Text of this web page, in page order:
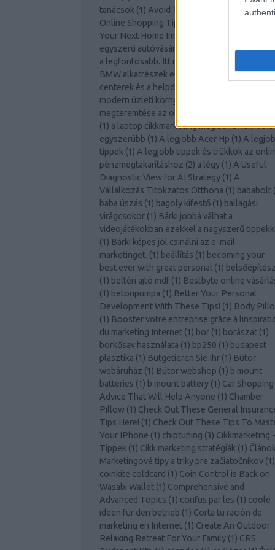
tanácsok (1) Avoid The Lines With These
Online Shopping Tips
Your Next Home Improvement Project!
egyszerű autóvásárlás
Az otthoni
a legfontosabb. Itt megtalálja a tippeket.
BMW alkatrészek etalont jelentenek!(1)A
centerek és a helpdesk támogatás szerepe a
modern üzleti környezetben
megteremtése az otthoni vállalkozás számára
(1) a laptop cikkmarketing még soha nem volt
egyszerúbb (1) A legjobb Acer Hp (1) A
tippek (1) A legjobb tippek és trükkök az
pénzmegtakarításhoz (2) a légy (1) A Useful
Diagnostic View for AI Strategy (1) A
Vállalkozás Titokzatos Otthona (1) bababolt (
baba úszás (1) bagoly kifestő (1) ballagási
virágcsokor (1) Bárki jobbá válhat a
videojátékokban ezekkel a nagyszerű
(1) Bárki képes jól csinálni az e-mail
marketinget. (1) beállítás (1) becoming your
best ever with great personal (1) belsőépítész
(1) beltéri ajtó mdf (1) Bestbyte online
(1) betonpumpa (1) Better Your Personal
Development With These Tips! (1) Body
(1) Booster votre entreprise grâce à
du marketing Internet (1) bor (1) borászat (1)
borkősav használata (1) bp250 (1) budapest
plasztika (1) Butgetieren Sie Ihr (1) Bútor
webáruház (1) Bútor webshop (1) b mount
batteries (1) b mount battery (1) Car Shopping
Advice That Will Help Anyone (1) Chamber
Pillow (1) Check Out These General
Tips Here! (1) Check Out These Tips To
Your IPhone (1) chiptuning (3) Cikkmarketing -
Tippek (1) Cikk marketing stratégiák (1)
Marketingové tipy a triky pre začiatočníkov (1)
coinkite coldcard (1) Coin Control is Back on
Wasabi Wallet (1) Comprehensive and
Advanced Topics (1) confus par les (1) coole
ideen für den betrieb (1) Corta tu ración de
marketing en Internet (1) Create An Outdoor
Relaxing Retreat For Your Family (1) CRS